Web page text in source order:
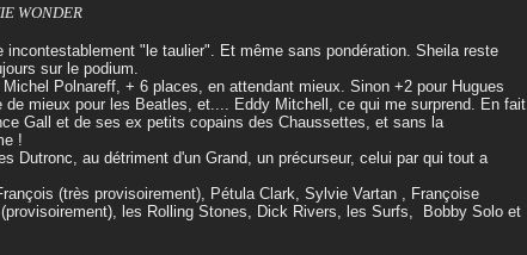
WONDER
"le taulier". Et même sans pondération. Sheila reste
sur le podium.
Polnareff, + 6 places, en attendant mieux. Sinon +2 pour Hugues
de mieux pour les Beatles, et.... Eddy Mitchell, ce qui me surprend. En fait
Gall et de ses ex petits copains des Chaussettes, et sans la
!
Dutronc, au détriment d'un Grand, un précurseur, celui par qui tout a
(très provisoirement), Pétula Clark, Sylvie Vartan , Françoise
les Rolling Stones, Dick Rivers, les Surfs, Bobby Solo et